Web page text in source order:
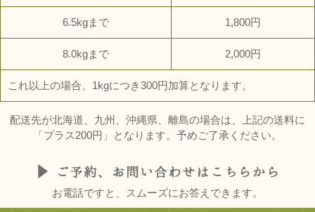
6.5kgまで 1,800円
8.0kgまで 2,000円
これ以上の場合、1kgにつき300円加算となります。
配送先が北海道、九州、沖縄県、離島の場合は、上記の送料に
「プラス200円」となります。予めご了承ください。
お電話ですと、スムーズにお答えできます。